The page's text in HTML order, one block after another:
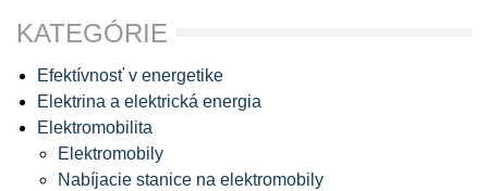
KATEGÓRIE
Efektívnosť v energetike
Elektrina a elektrická energia
Elektromobilita
Elektromobily
Nabíjacie stanice na elektromobily